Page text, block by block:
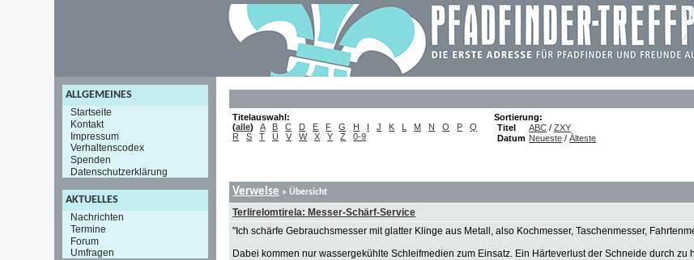
ALLGEMEINES
Startseite
Kontakt
Impressum
Verhaltenscodex
Spenden
Datenschutzerklärung
AKTUELLES
Nachrichten
Termine
Forum
Umfragen
Titelauswahl:
(alle) A B C D E F G H I J K L M N O P
Q
R
S T U V W X Y Z 0-9
Sortierung:
Titel
ABC /ZXY
Datum Neueste /Älteste
Verweise » Übersicht
Terlirelomtirela: Messer-Schärf-Service
"Ich schärfe Gebrauchsmesser mit glatter Klinge aus Metall, also Kochmesser, Taschenmesser,
Dabei kommen nur wassergekühlte Schleifmedien zum Einsatz. Ein Härteverlust der Schneide durch zu